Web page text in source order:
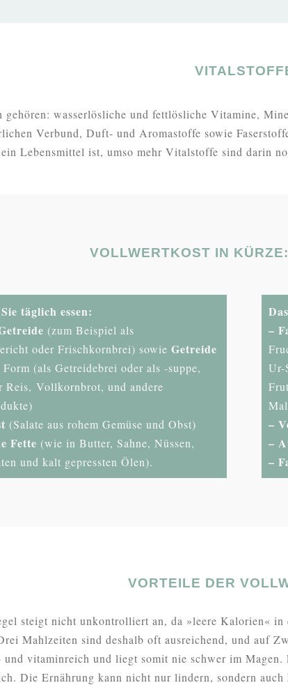
wasserlösliche und fettlösliche Vitamine,
Verbund, Duft- und Aromastoffe sowie
Lebensmittel ist, umso mehr Vitalstoffe sind darin
VOLLWERTKOST IN
täglich essen:
(zum Beispiel als
oder Frischkornbrei) sowieGetreide
Form (als Getreidebrei oder als -suppe,
Reis, Vollkornbrot, und andere
(Salate aus rohem Gemüse und Obst)
Fette (wie in Butter, Sahne, Nüssen,
und kalt gepressten Ölen).
–
Ur-
–
–
–
VORTEILE DER
steigt nicht unkontrolliert an, da »leere Kalorien« in
Mahlzeiten sind deshalb oft ausreichend, und auf
und vitaminreich und liegt somit nie schwer im
Die Ernährung kann nicht nur lindern, sondern